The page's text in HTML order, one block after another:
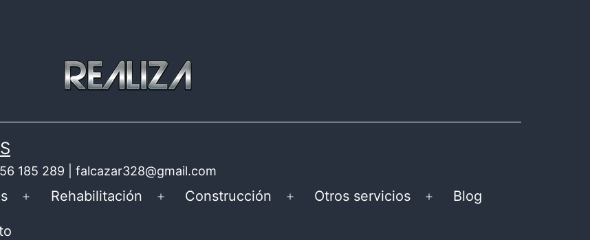
185 289 | falcazar328@gmail.com
Abrir
Rehabilitación
Abrir
Construcción
Abrir
Otros servicios
Abrir
Blog